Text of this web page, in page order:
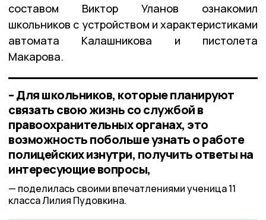
составом Виктор Уланов ознакомил
школьников с устройством и характеристиками
автомата Калашникова и пистолета
Макарова.
– Для школьников, которые планируют
связать свою жизнь со службой в
правоохранительных органах, это
возможность побольше узнать о работе
полицейских изнутри, получить ответы на
интересующие вопросы,
поделилась своими впечатлениями ученица 11
класса Лилия Пудовкина.